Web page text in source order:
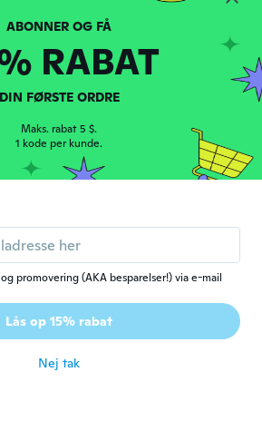
かったですが、きれいなレンズで
· 63 anmeldelser
errado, mas ficou ótimo
· 568 anmeldelser
RABAT
DIN FØRSTE ORDRE
Maks. rabat 5 $.
1 kode per kunde.
promovering (AKA besparelser!) via e-mail
Lås op 15% rabat
Nej tak